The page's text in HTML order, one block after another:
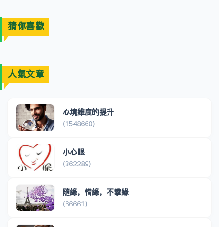
猜你喜歡
人氣文章
心境維度的提升
(1548660)
小心眼
(362289)
隨緣，惜緣，不攀緣
(66661)